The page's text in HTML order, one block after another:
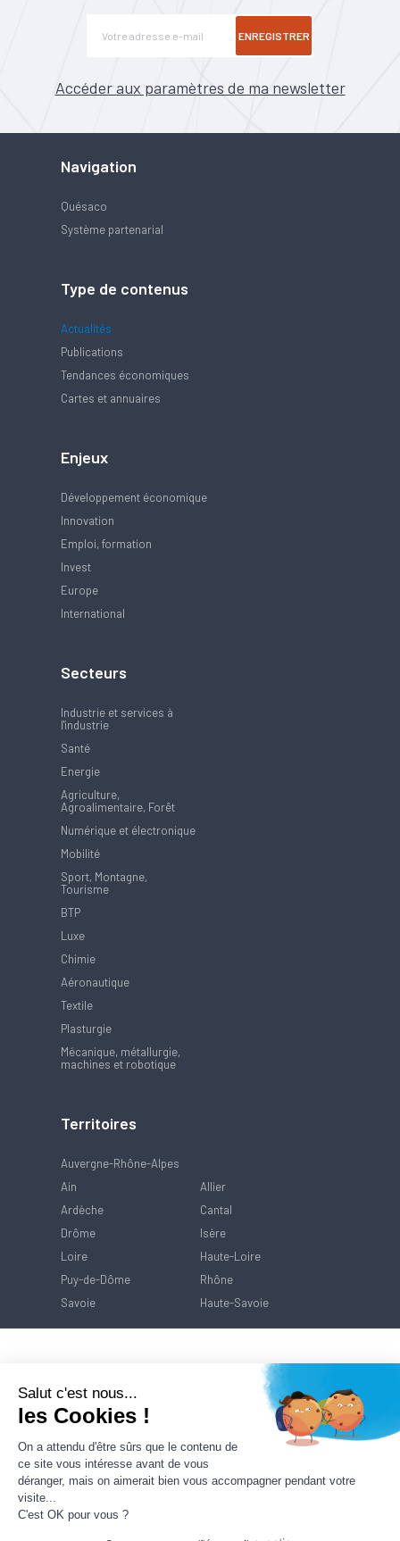
ENREGISTRER
Accéder aux paramètres de ma newsletter
Navigation
Quésaco
Système partenarial
Type de contenus
Actualités
Publications
Tendances économiques
Cartes et annuaires
Enjeux
Développement économique
Innovation
Emploi, formation
Invest
Europe
International
Secteurs
Industrie et services à
l'industrie
Santé
Energie
Agriculture,
Agroalimentaire, Forêt
Numérique et électronique
Mobilité
Sport, Montagne,
Tourisme
BTP
Luxe
Chimie
Aéronautique
Textile
Plasturgie
Mécanique, métallurgie,
machines et robotique
Territoires
Auvergne-Rhône-Alpes
Ain
Allier
Ardèche
Cantal
Drôme
Isère
Loire
Haute-Loire
Puy-de-Dôme
Rhône
Savoie
Haute-Savoie
Salut c'est nous...
les Cookies !
On a attendu d'être sûrs que le contenu de
ce site vous intéresse avant de vous
déranger, mais on aimerait bien vous accompagner pendant votre
visite...
C'est OK pour vous ?